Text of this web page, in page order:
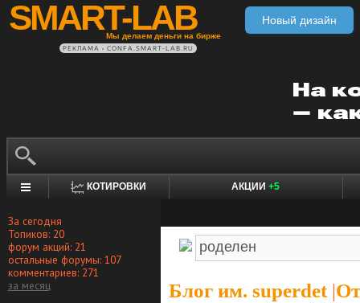
SMART-LAB
Мы делаем деньги на бирже
Новый дизайн
РЕКЛАМА • CONFA.SMART-LAB.RU
КОТИРОВКИ АКЦИИ +5
За сегодня
Топиков: 20
форум акций: 21
остальные форумы: 107
комментариев: 271
за месяц
Блог им. superdet|